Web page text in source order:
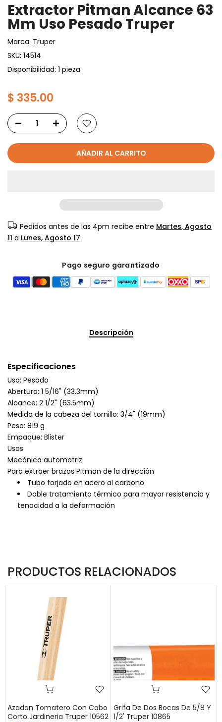
Extractor Pitman Alcance 63
Mm Uso Pesado Truper
Marca: Truper
SKU: 14514
Disponibilidad: 1 pieza
$ 335.00
AÑADIR AL CARRITO
Pedidos antes de las 4pm recibe entre Martes, Agosto
11 a Lunes, Agosto 17
Pago seguro garantizado
Descripción
Especificaciones
Uso: Pesado
Abertura: 1 5/16" (33.3mm)
Alcance: 2 1/2" (63.5mm)
Medida de la cabeza del tornillo: 3/4" (19mm)
Peso: 819 g
Empaque: Blister
Usos
Mecánica automotriz
Para extraer brazos Pitman de la dirección
Tubo forjado en acero al carbono
Doble tratamiento térmico para mayor resistencia y
tenacidad a la deformación
PRODUCTOS RELACIONADOS
Azadon Tomatero Con Cabo
Corto Jardineria Truper 10562
Grifa De Dos Bocas De 5/8 Y
1/2' Truper 10865